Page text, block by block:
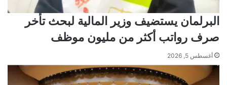
البرلمان يستضيف وزير المالية لبحث تأخر
صرف رواتب أكثر من مليون موظف
أغسطس 5, 2026